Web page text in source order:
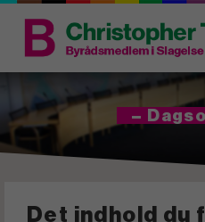
–
Det indhold du